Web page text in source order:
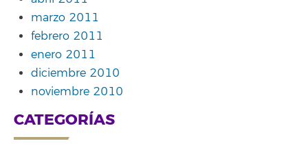
marzo 2011
febrero 2011
enero 2011
diciembre 2010
noviembre 2010
CATEGORÍAS